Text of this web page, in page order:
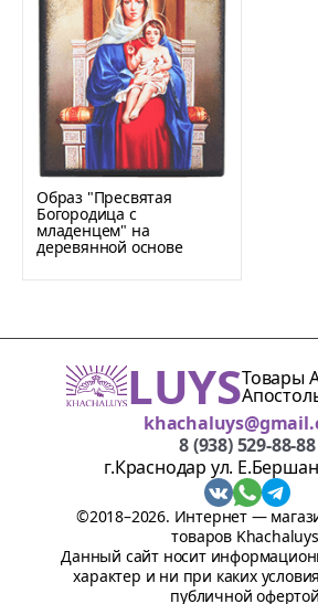
Образ "Пресвятая
Богородица с
младенцем" на
деревянной основе
LUYSТовары
8 (938) 529-88-88
г.Краснодар ул.
©2018–2026. Интернет —
товаров
Данный сайт носит
характер и ни при каких
публичной